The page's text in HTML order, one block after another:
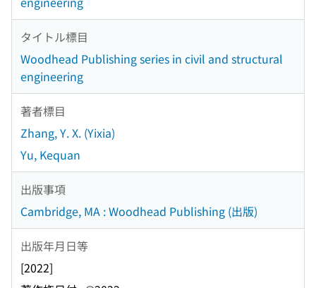
タイトル標目
Woodhead Publishing series in civil and structural
engineering
著者標目
Zhang, Y. X. (Yixia)
Yu, Kequan
出版事項
Cambridge, MA : Woodhead Publishing (出版)
出版年月日等
[2022]